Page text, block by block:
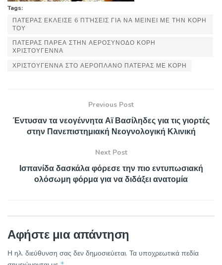
Tags:
ΠΑΤΕΡΑΣ ΕΚΛΕΙΣΕ 6 ΠΤΉΣΕΙΣ ΓΙΑ ΝΑ ΜΕΙΝΕΙ ΜΕ ΤΗΝ ΚΟΡΗ
ΤΟΥ
ΠΑΤΕΡΑΣ ΠΑΡΕΑ ΣΤΗΝ ΑΕΡΟΣΥΝΟΔΟ ΚΟΡΗ
ΧΡΙΣΤΟΥΓΕΝΝΑ
ΧΡΙΣΤΟΥΓΕΝΝΑ ΣΤΟ ΑΕΡΟΠΛΑΝΟ ΠΑΤΕΡΑΣ ΜΕ ΚΟΡΗ
Previous Post
Έντυσαν τα νεογέννητα Αϊ Βασίληδες για τις γιορτές
στην Πανεπιστημιακή Νεογνολογική Κλινική
Next Post
Ισπανίδα δασκάλα φόρεσε την πιο εντυπωσιακή
ολόσωμη φόρμα για να διδάξει ανατομία
Αφήστε μια απάντηση
Η ηλ. διεύθυνση σας δεν δημοσιεύεται. Τα υποχρεωτικά πεδία